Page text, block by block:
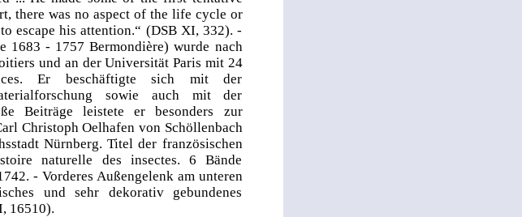
there was no aspect of the life cycle or
escape his attention.“ (DSB XI, 332). -
1683 - 1757 Bermondière) wurde nach
und an der Universität Paris mit 24
Er beschäftigte sich mit der
sowie auch mit der
Beiträge leistete er besonders zur
Christoph Oelhafen von Schöllenbach
Nürnberg. Titel der französischen
naturelle des insectes. 6 Bände
- Vorderes Außengelenk am unteren
und sehr dekorativ gebundenes
16510).